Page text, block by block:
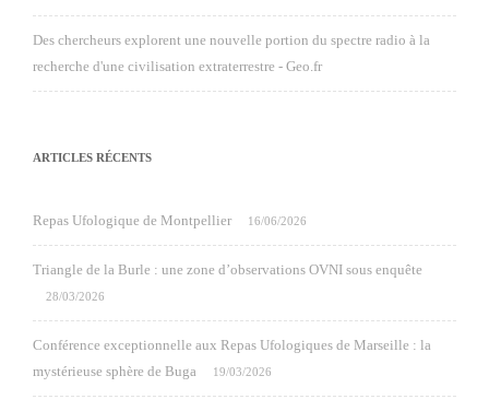
Des chercheurs explorent une nouvelle portion du spectre radio à la
recherche d'une civilisation extraterrestre - Geo.fr
ARTICLES RÉCENTS
Repas Ufologique de Montpellier 16/06/2026
Triangle de la Burle : une zone d’observations OVNI sous enquête
28/03/2026
Conférence exceptionnelle aux Repas Ufologiques de Marseille : la
mystérieuse sphère de Buga
19/03/2026